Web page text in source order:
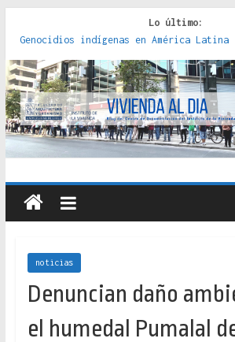
Lo último:
Genocidios indígenas en América Latina
Estudios sobre la espacialización de
políticas, prácticas y
Donde el pedernal choca con el acero
crítica de las fronteras
Criterios técnicos para una vivienda
Red de consultorios de la Caja del
Santiago : un patrimonio emblemático
noticias
Denuncian daño
el humedal Pumalal